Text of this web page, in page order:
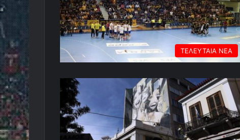
ΤΕΛΕΥΤΑΙΑ ΝΕΑ